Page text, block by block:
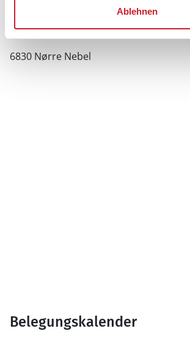
Ablehnen
Redningsvejen 3
6830 Nørre Nebel
Belegungskalender